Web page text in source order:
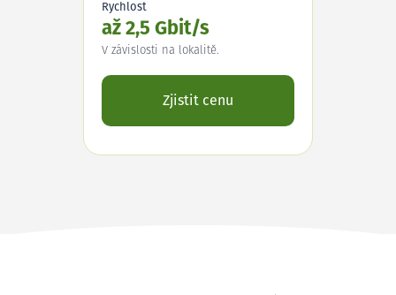
Rychlost
až 2,5 Gbit/s
V závislosti na lokalitě.
Zjistit cenu